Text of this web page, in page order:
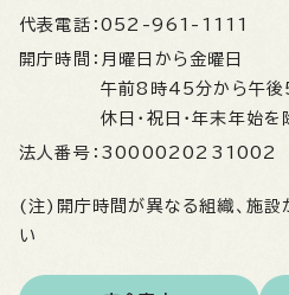
代表電話： 052-961-1111
開庁時間： 月曜日から金曜日
午前8時45分から午後
休日・祝日・年末年始を
法人番号： 3000020231002
(注)開庁時間が異なる組織、施設
い